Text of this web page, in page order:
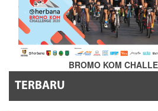
BROMO KOM
TERBARU